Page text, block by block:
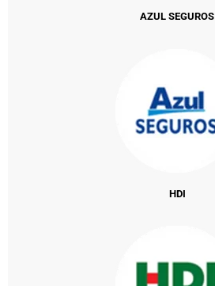
AZUL SEGUROS
HDI